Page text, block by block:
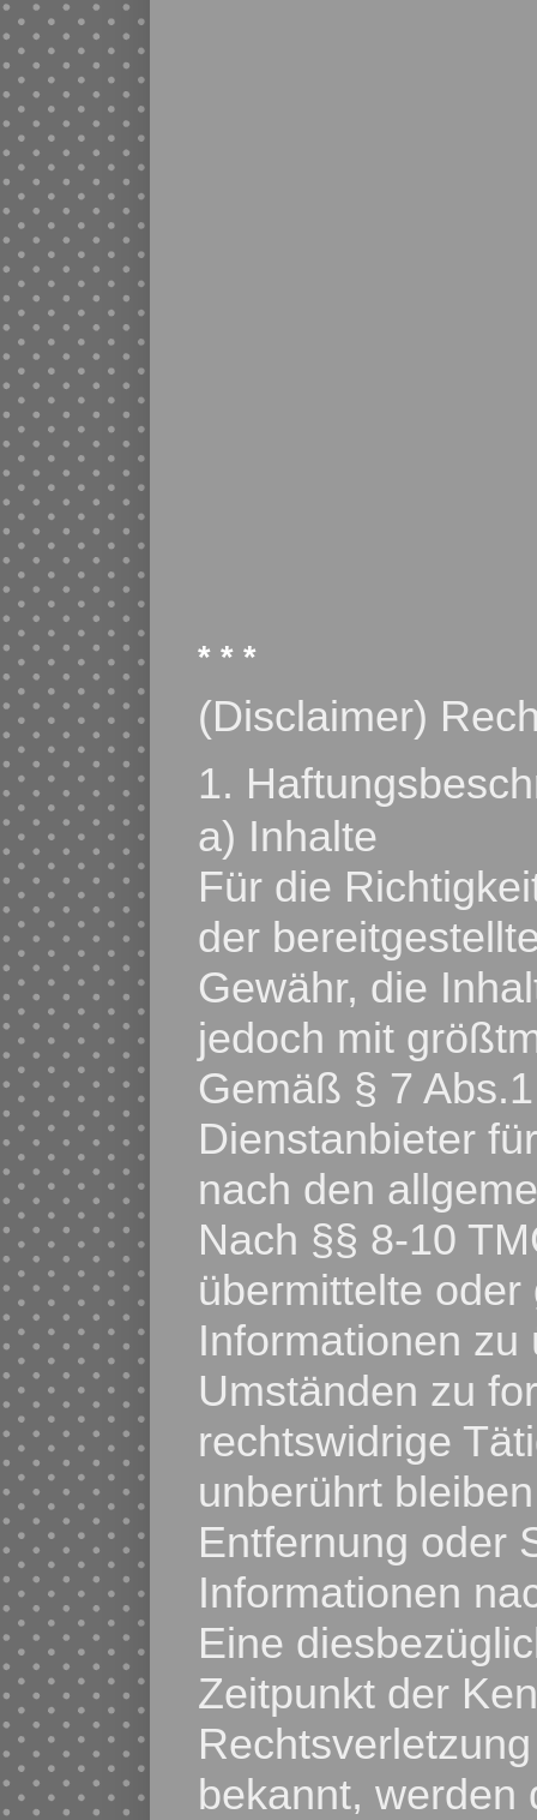
* * *
(Disclaimer)
1.
a) Inhalte
Für die
der
Gewähr, die
jedoch mit
Gemäß § 7
Dienstanbieter
nach den
Nach §§ 8-10
übermittelte
Informationen
Umständen zu
rechtswidrige
unberührt
Entfernung oder
Informationen
Eine
Zeitpunkt der
bekannt, werden